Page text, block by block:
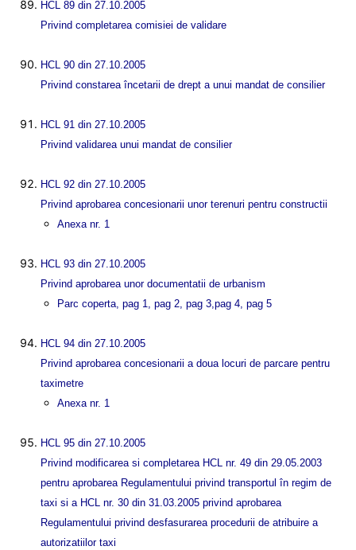
HCL 89 din 27.10.2005
Privind completarea comisiei de validare
HCL 90 din 27.10.2005
Privind constarea încetarii de drept a unui mandat de consilier
HCL 91 din 27.10.2005
Privind validarea unui mandat de consilier
HCL 92 din 27.10.2005
Privind aprobarea concesionarii unor terenuri pentru constructii
Anexa nr. 1
HCL 93 din 27.10.2005
Privind aprobarea unor documentatii de urbanism
Parc coperta, pag 1, pag 2, pag 3,pag 4, pag 5
HCL 94 din 27.10.2005
Privind aprobarea concesionarii a doua locuri de parcare pentru
taximetre
Anexa nr. 1
HCL 95 din 27.10.2005
Privind modificarea si completarea HCL nr. 49 din 29.05.2003
pentru aprobarea Regulamentului privind transportul în regim de
taxi si a HCL nr. 30 din 31.03.2005 privind aprobarea
Regulamentului privind desfasurarea procedurii de atribuire a
autorizatiilor taxi